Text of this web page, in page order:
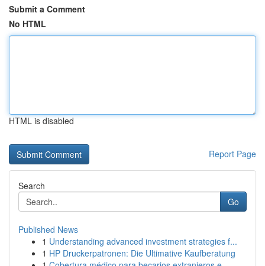
Submit a Comment
No HTML
HTML is disabled
Report Page
Search
Go
Published News
1 Understanding advanced investment strategies f...
1 HP Druckerpatronen: Die Ultimative Kaufberatung